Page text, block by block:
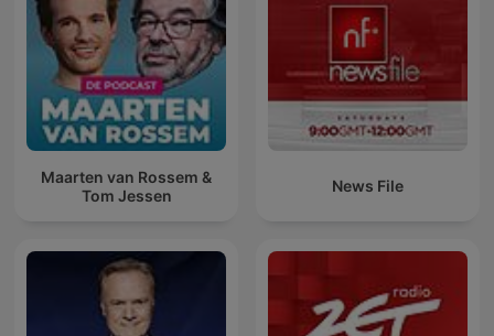
Maarten van Rossem &
Tom Jessen
News File